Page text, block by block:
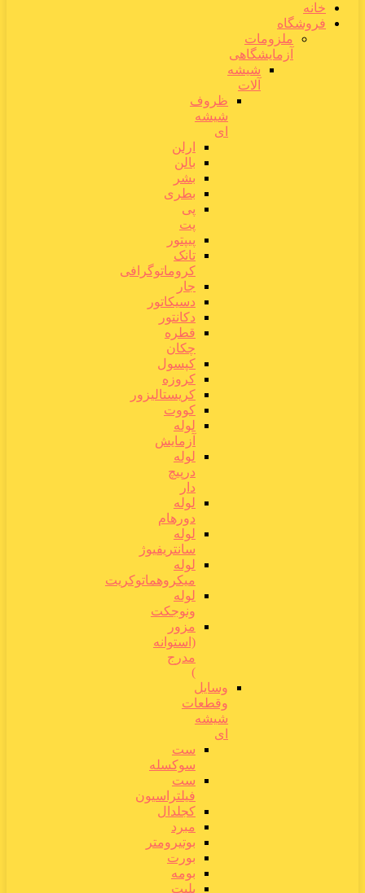
خانه
فروشگاه
ملزومات
آزمایشگاهی
شیشه
آلات
ظروف
شیشه
ای
ارلن
بالن
بشر
بطری
پی
پت
پیپتور
تانک
کروماتوگرافی
جار
دسیکاتور
دکانتور
قطره
چکان
کپسول
کروزه
کریستالیزور
کووت
لوله
آزمایش
لوله
درپیچ
دار
لوله
دورهام
لوله
سانتریفیوژ
لوله
میکروهماتوکریت
لوله
ونوجکت
مزور
(استوانه
مدرج
)
وسایل
وقطعات
شیشه
ای
ست
سوکسله
ست
فیلتراسیون
کجلدال
مبرد
بوتیرومتر
بورت
بومه
پلیت